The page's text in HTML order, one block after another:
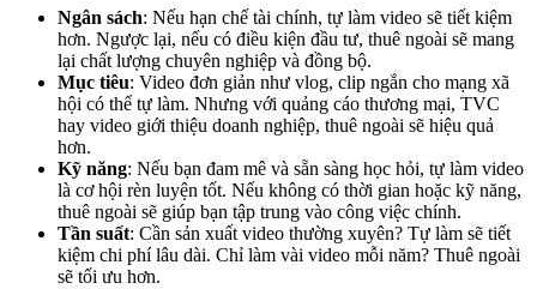
Ngân sách: Nếu hạn chế tài chính, tự làm video sẽ tiết kiệm
hơn. Ngược lại, nếu có điều kiện đầu tư, thuê ngoài sẽ mang
lại chất lượng chuyên nghiệp và đồng bộ.
Mục tiêu: Video đơn giản như vlog, clip ngắn cho mạng xã
hội có thể tự làm. Nhưng với quảng cáo thương mại, TVC
hay video giới thiệu doanh nghiệp, thuê ngoài sẽ hiệu quả
hơn.
Kỹ năng: Nếu bạn đam mê và sẵn sàng học hỏi, tự làm video
là cơ hội rèn luyện tốt. Nếu không có thời gian hoặc kỹ năng,
thuê ngoài sẽ giúp bạn tập trung vào công việc chính.
Tần suất: Cần sản xuất video thường xuyên? Tự làm sẽ tiết
kiệm chi phí lâu dài. Chỉ làm vài video mỗi năm? Thuê ngoài
sẽ tối ưu hơn.